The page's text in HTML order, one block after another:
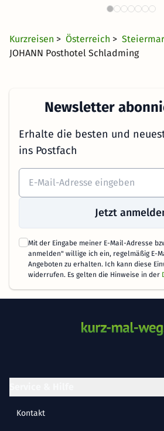
44 Angebote
Kurzreisen > Österreich >
JOHANN Posthotel Schladming
Newsletter
Erhalte die besten und
ins Postfach
Jetzt
Mit der Eingabe meiner E-Mail-Adresse
anmelden" willige ich ein, regelmäßig E-
Angeboten zu erhalten. Ich kann diese
widerrufen. Es gelten die Hinweise in der
Kontakt